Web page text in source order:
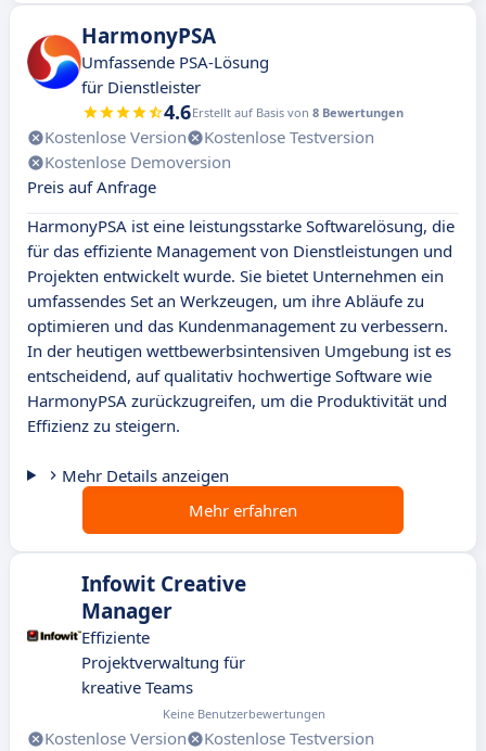
HarmonyPSA
Umfassende PSA-Lösung
für Dienstleister
4.6Erstellt auf Basis von 8 Bewertungen
Kostenlose Version
Kostenlose Testversion
Kostenlose Demoversion
Preis auf Anfrage
HarmonyPSA ist eine leistungsstarke Softwarelösung, die
für das effiziente Management von Dienstleistungen und
Projekten entwickelt wurde. Sie bietet Unternehmen ein
umfassendes Set an Werkzeugen, um ihre Abläufe zu
optimieren und das Kundenmanagement zu verbessern.
In der heutigen wettbewerbsintensiven Umgebung ist es
entscheidend, auf qualitativ hochwertige Software wie
HarmonyPSA zurückzugreifen, um die Produktivität und
Effizienz zu steigern.
Mehr Details anzeigen
Mehr erfahren
Infowit Creative
Manager
Effiziente
Projektverwaltung für
kreative Teams
Keine Benutzerbewertungen
Kostenlose Version
Kostenlose Testversion